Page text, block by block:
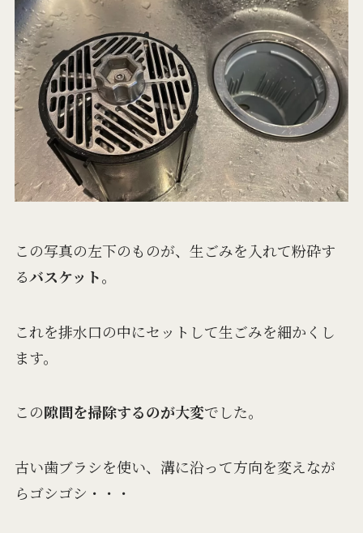
この写真の左下のものが、生ごみを入れて粉砕す
るバスケット。
これを排水口の中にセットして生ごみを細かくし
ます。
この隙間を掃除するのが大変でした。
古い歯ブラシを使い、溝に沿って方向を変えなが
らゴシゴシ・・・